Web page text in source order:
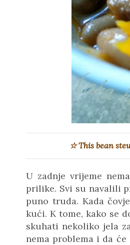
☆ This bean
U zadnje vrijeme
prilike. Svi su navalili
puno truda. Kada
kući. K tome, kako se
skuhati nekoliko jela
nema problema i da